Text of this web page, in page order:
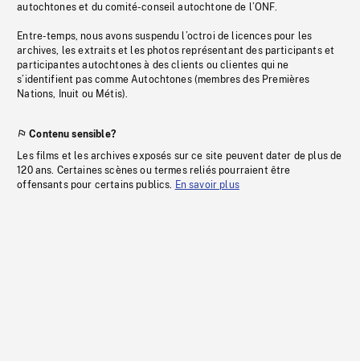
autochtones et du comité-conseil autochtone de l’ONF.
Entre-temps, nous avons suspendu l’octroi de licences pour les
archives, les extraits et les photos représentant des participants et
participantes autochtones à des clients ou clientes qui ne
s’identifient pas comme Autochtones (membres des Premières
Nations, Inuit ou Métis).
Contenu sensible?
Les films et les archives exposés sur ce site peuvent dater de plus de
120 ans. Certaines scènes ou termes reliés pourraient être
offensants pour certains publics. En savoir plus